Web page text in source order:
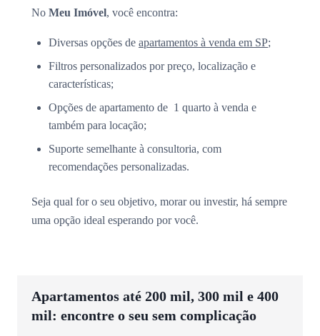
No Meu Imóvel, você encontra:
Diversas opções de apartamentos à venda em SP;
Filtros personalizados por preço, localização e
características;
Opções de apartamento de 1 quarto à venda e
também para locação;
Suporte semelhante à consultoria, com
recomendações personalizadas.
Seja qual for o seu objetivo, morar ou investir, há sempre
uma opção ideal esperando por você.
Apartamentos até 200 mil, 300 mil e 400
mil: encontre o seu sem complicação